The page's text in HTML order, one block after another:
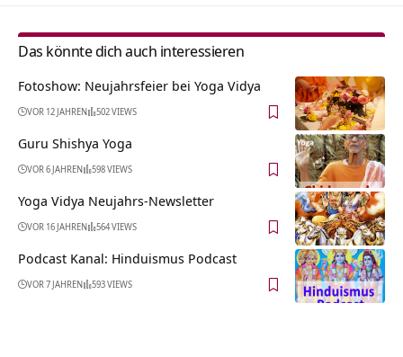
Das könnte dich auch interessieren
Fotoshow: Neujahrsfeier bei Yoga Vidya
VOR 12 JAHREN 502 VIEWS
Guru Shishya Yoga
VOR 6 JAHREN 598 VIEWS
Yoga Vidya Neujahrs-Newsletter
VOR 16 JAHREN 564 VIEWS
Podcast Kanal: Hinduismus Podcast
VOR 7 JAHREN 593 VIEWS